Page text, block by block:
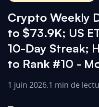
Cryptomonnaies
tout
Top
Actualités
Voir
Guides
Crypto Weekly
to $73.9K; US
10-Day Streak;
to Rank #10 -
1 juin 2026.1 min de